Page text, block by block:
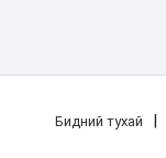
Бидний тухай |